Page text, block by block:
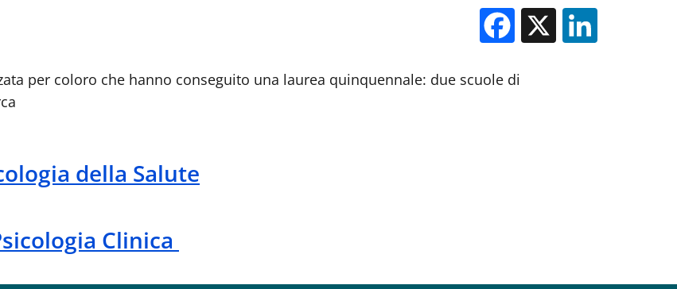
Facebook
X
per coloro che hanno conseguito una laurea quinquennale: due scuole di
della Salute
Clinica